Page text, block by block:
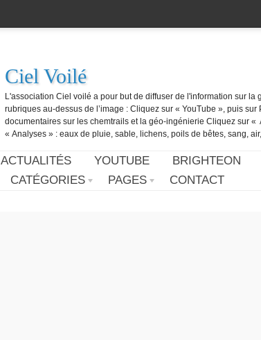
Ciel Voilé
L'association Ciel voilé a pour but de diffuser de l'information sur
rubriques au-dessus de l’image : Cliquez sur « YouTube », puis
documentaires sur les chemtrails et la géo-ingénierie Cliquez sur
« Analyses » : eaux de pluie, sable, lichens, poils de bêtes, sang,
ACTUALITÉS YOUTUBE BRIGHTEON
CATÉGORIES PAGES CONTACT